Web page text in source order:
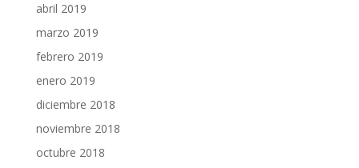
abril 2019
marzo 2019
febrero 2019
enero 2019
diciembre 2018
noviembre 2018
octubre 2018